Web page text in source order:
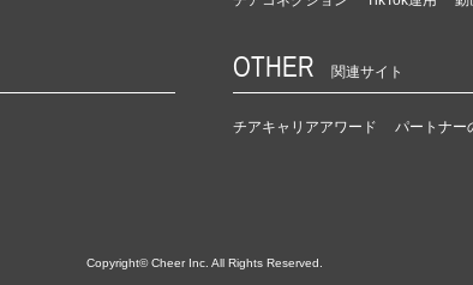
OTHER 関連サイト
チアキャリアアワード パートナー
Copyright© Cheer Inc. All Rights Reserved.